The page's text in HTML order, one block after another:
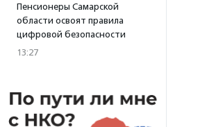
Пенсионеры Самарской
области освоят правила
цифровой безопасности
13:27